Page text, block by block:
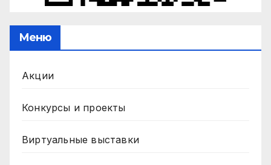
Меню
Акции
Конкурсы и проекты
Виртуальные выставки